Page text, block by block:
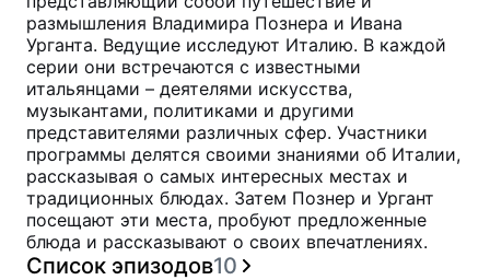
размышления Владимира Познера и Ивана
Урганта. Ведущие исследуют Италию. В каждой
серии они встречаются с известными
итальянцами – деятелями искусства,
музыкантами, политиками и другими
представителями различных сфер. Участники
программы делятся своими знаниями об Италии,
рассказывая о самых интересных местах и
традиционных блюдах. Затем Познер и Ургант
посещают эти места, пробуют предложенные
блюда и рассказывают о своих впечатлениях.
Список эпизодов10